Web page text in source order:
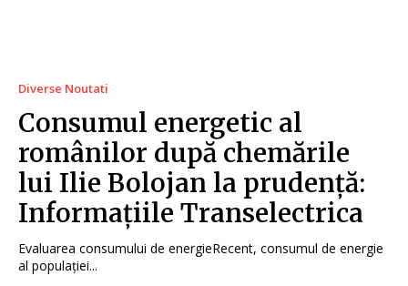
Diverse Noutati
Consumul energetic al
românilor după chemările
lui Ilie Bolojan la prudență:
Informațiile Transelectrica
Evaluarea consumului de energieRecent, consumul de energie
al populației...